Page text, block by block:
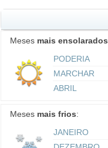
Meses mais ensolarados
PODERIA
MARCHAR
ABRIL
Meses mais frios:
JANEIRO